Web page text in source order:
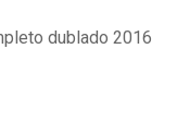
dublado 2016